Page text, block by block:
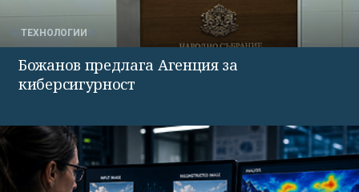
ТЕХНОЛОГИИ
Божанов предлага Агенция за
киберсигурност